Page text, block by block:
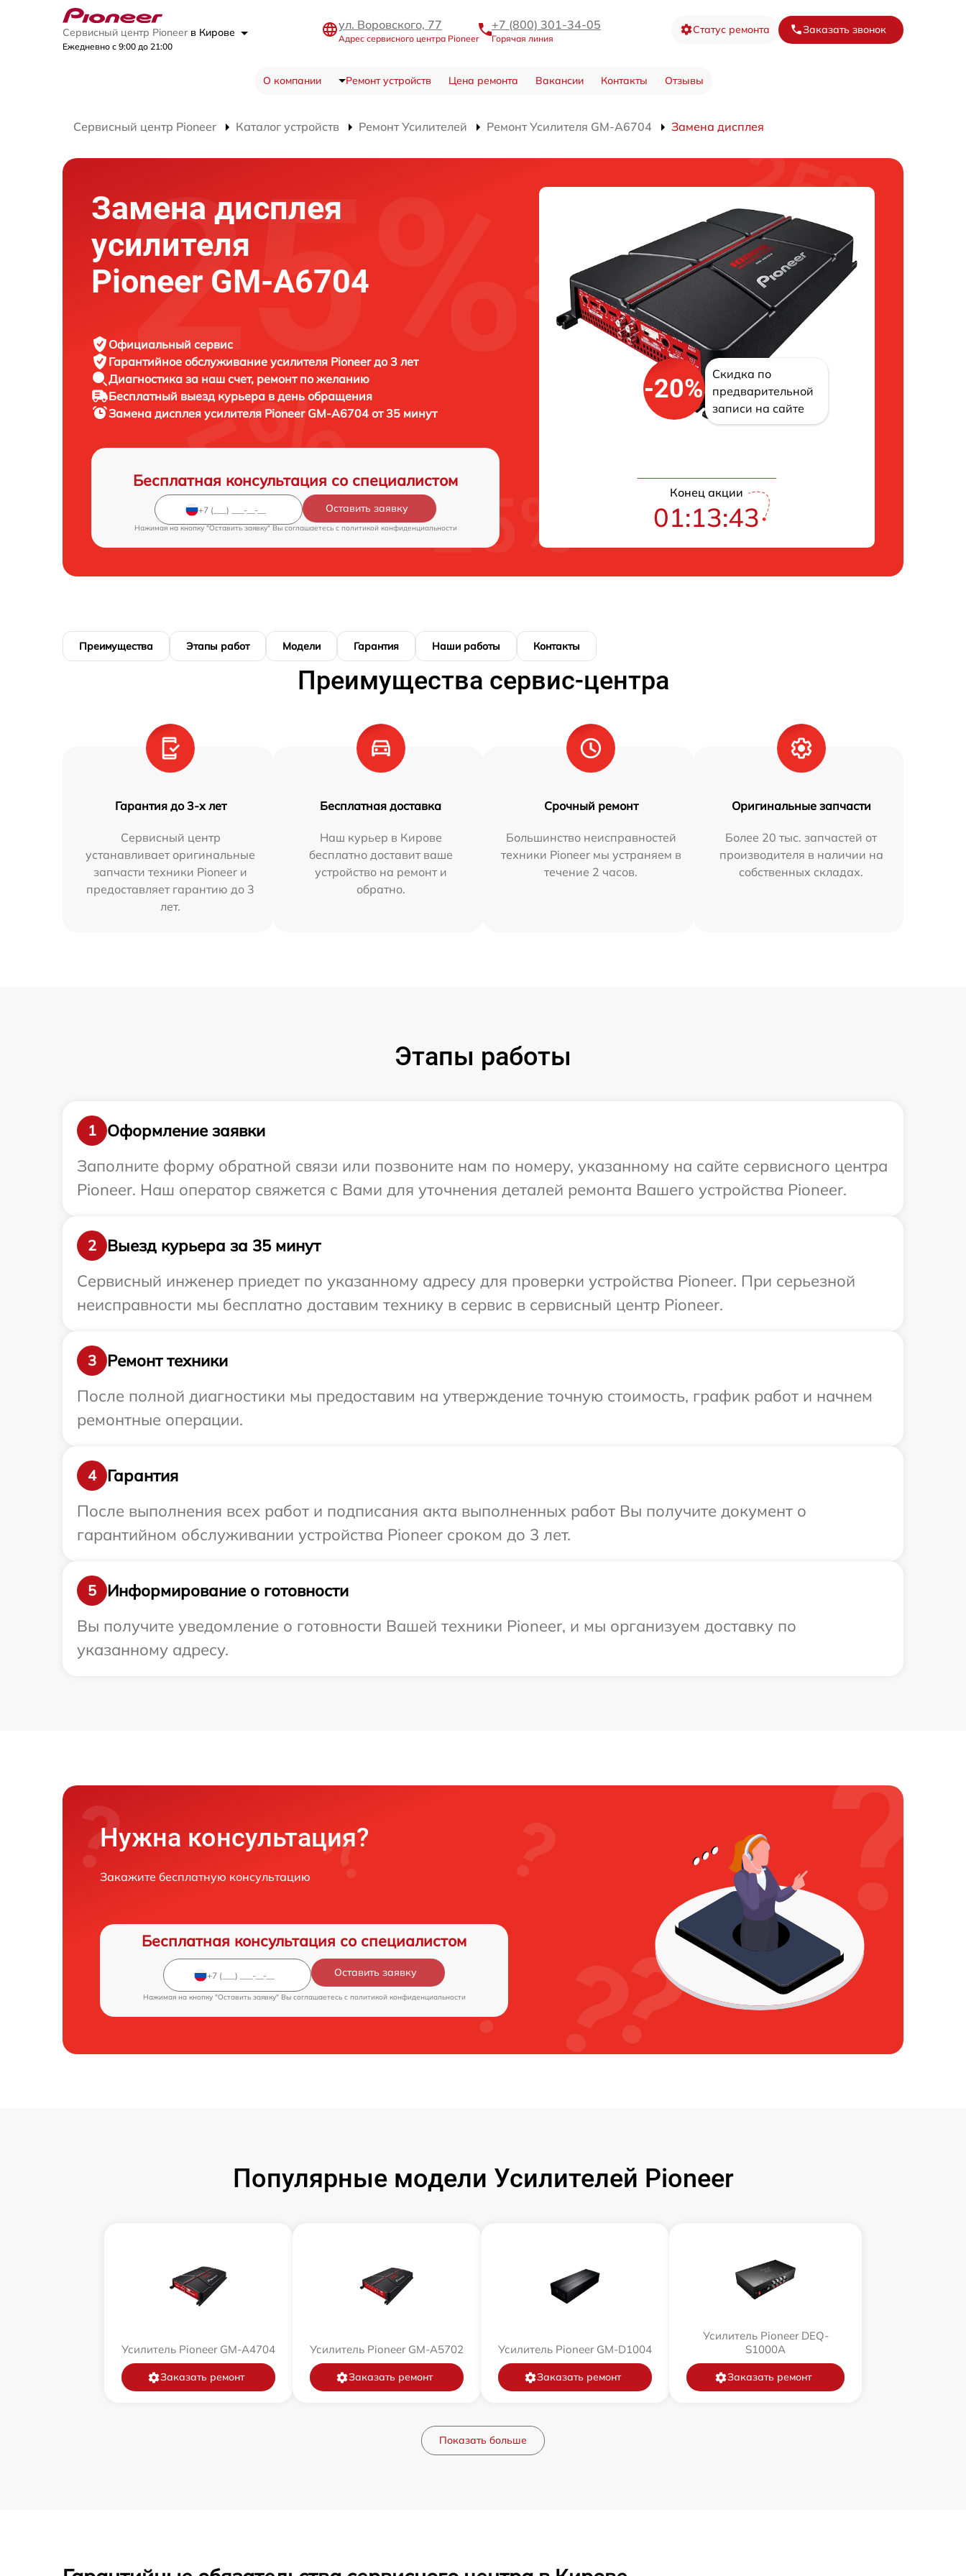
Сервисный центр Pioneer в Кирове
Ежедневно с 9:00 до 21:00
ул. Воровского, 77
Адрес сервисного центра Pioneer
+7 (800) 301-34-05
Горячая линия
Статус ремонта Заказать звонок
О компании Ремонт устройств Цена ремонта Вакансии Контакты Отзывы
Сервисный центр Pioneer Каталог устройств Ремонт Усилителей Ремонт Усилителя GM-A6704 Замена дисплея
Замена дисплея
усилителя
Pioneer GM-A6704
Официальный сервис
Гарантийное обслуживание усилителя Pioneer до 3 лет
Диагностика за наш счет, ремонт по желанию
Бесплатный выезд курьера в день обращения
Замена дисплея усилителя Pioneer GM-A6704 от 35 минут
Бесплатная консультация со специалистом
Оставить заявку
Нажимая на кнопку "Оставить заявку" Вы соглашаетесь c политикой конфиденциальности
-20%
Скидка по
предварительной
записи на сайте
Конец акции
01:13:43
Преимущества Этапы работ Модели Гарантия Наши работы Контакты
Преимущества сервис-центра
Гарантия до 3-х лет
Сервисный центр
устанавливает оригинальные
запчасти техники Pioneer и
предоставляет гарантию до 3
лет.
Бесплатная доставка
Наш курьер в Кирове
бесплатно доставит ваше
устройство на ремонт и
обратно.
Срочный ремонт
Большинство неисправностей
техники Pioneer мы устраняем в
течение 2 часов.
Оригинальные запчасти
Более 20 тыс. запчастей от
производителя в наличии на
собственных складах.
Этапы работы
1
Оформление заявки
Заполните форму обратной связи или позвоните нам по номеру, указанному на сайте сервисного центра
Pioneer. Наш оператор свяжется с Вами для уточнения деталей ремонта Вашего устройства Pioneer.
2
Выезд курьера за 35 минут
Сервисный инженер приедет по указанному адресу для проверки устройства Pioneer. При серьезной
неисправности мы бесплатно доставим технику в сервис в сервисный центр Pioneer.
3
Ремонт техники
После полной диагностики мы предоставим на утверждение точную стоимость, график работ и начнем
ремонтные операции.
4
Гарантия
После выполнения всех работ и подписания акта выполненных работ Вы получите документ о
гарантийном обслуживании устройства Pioneer сроком до 3 лет.
5
Информирование о готовности
Вы получите уведомление о готовности Вашей техники Pioneer, и мы организуем доставку по
указанному адресу.
Нужна консультация?
Закажите бесплатную консультацию
Бесплатная консультация со специалистом
Оставить заявку
Нажимая на кнопку "Оставить заявку" Вы соглашаетесь c политикой конфиденциальности
Популярные модели Усилителей Pioneer
Усилитель Pioneer GM-A4704
Заказать ремонт
Усилитель Pioneer GM-A5702
Заказать ремонт
Усилитель Pioneer GM-D1004
Заказать ремонт
Усилитель Pioneer DEQ-
S1000A
Заказать ремонт
Показать больше